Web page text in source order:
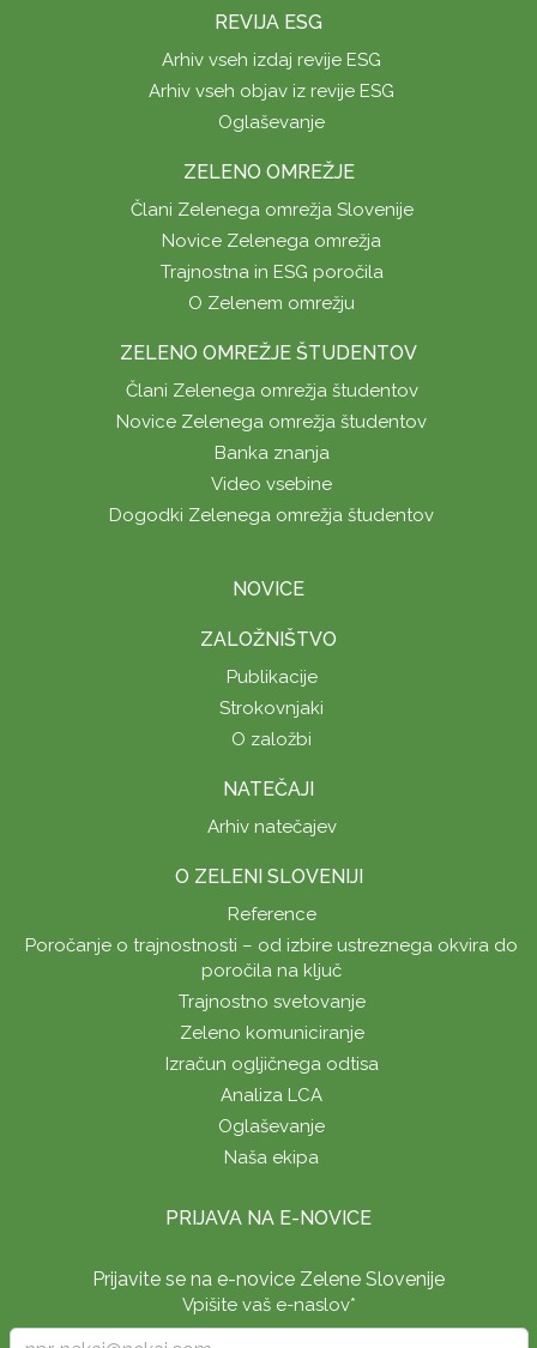
REVIJA ESG
Arhiv vseh izdaj revije ESG
Arhiv vseh objav iz revije ESG
Oglaševanje
ZELENO OMREŽJE
Člani Zelenega omrežja Slovenije
Novice Zelenega omrežja
Trajnostna in ESG poročila
O Zelenem omrežju
ZELENO OMREŽJE ŠTUDENTOV
Člani Zelenega omrežja študentov
Novice Zelenega omrežja študentov
Banka znanja
Video vsebine
Dogodki Zelenega omrežja študentov
NOVICE
ZALOŽNIŠTVO
Publikacije
Strokovnjaki
O založbi
NATEČAJI
Arhiv natečajev
O ZELENI SLOVENIJI
Reference
Poročanje o trajnostnosti – od izbire ustreznega okvira do
poročila na ključ
Trajnostno svetovanje
Zeleno komuniciranje
Izračun ogljičnega odtisa
Analiza LCA
Oglaševanje
Naša ekipa
PRIJAVA NA E-NOVICE
Prijavite se na e-novice Zelene Slovenije
Vpišite vaš e-naslov*